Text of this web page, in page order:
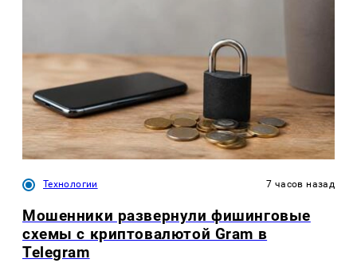
Технологии 7 часов назад
Мошенники развернули фишинговые
схемы с криптовалютой Gram в
Telegram